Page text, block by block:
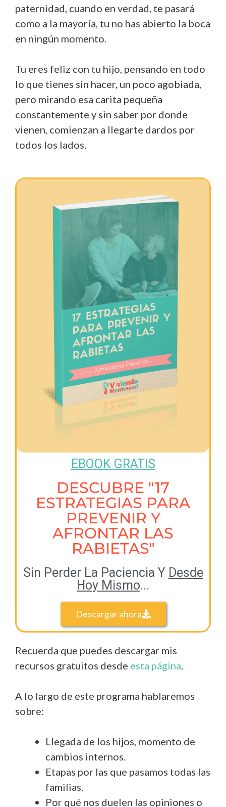
paternidad, cuando en verdad, te pasará
como a la mayoría, tu no has abierto la boca
en ningún momento.
Tu eres feliz con tu hijo, pensando en todo
lo que tienes sin hacer, un poco agobiada,
pero mirando esa carita pequeña
constantemente y sin saber por donde
vienen, comienzan a llegarte dardos por
todos los lados.
EBOOK GRATIS
DESCUBRE "17
ESTRATEGIAS PARA
PREVENIR Y
AFRONTAR LAS
RABIETAS"
Sin Perder La Paciencia Y Desde
Hoy Mismo...
Descargar ahora
Recuerda que puedes descargar mis
recursos gratuitos desde esta página.
A lo largo de este programa hablaremos
sobre:
Llegada de los hijos, momento de
cambios internos.
Etapas por las que pasamos todas las
familias.
Por qué nos duelen las opiniones o